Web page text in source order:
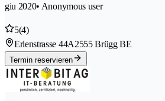
giu 2020• Anonymous user
5(4)
Erlenstrasse 44A2555 Brügg BE
Termin reservieren